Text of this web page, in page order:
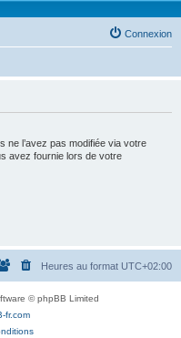
Connexion
ne l’avez pas modifiée via votre
avez fournie lors de votre
Heures au format UTC+02:00
© phpBB Limited
fr.com